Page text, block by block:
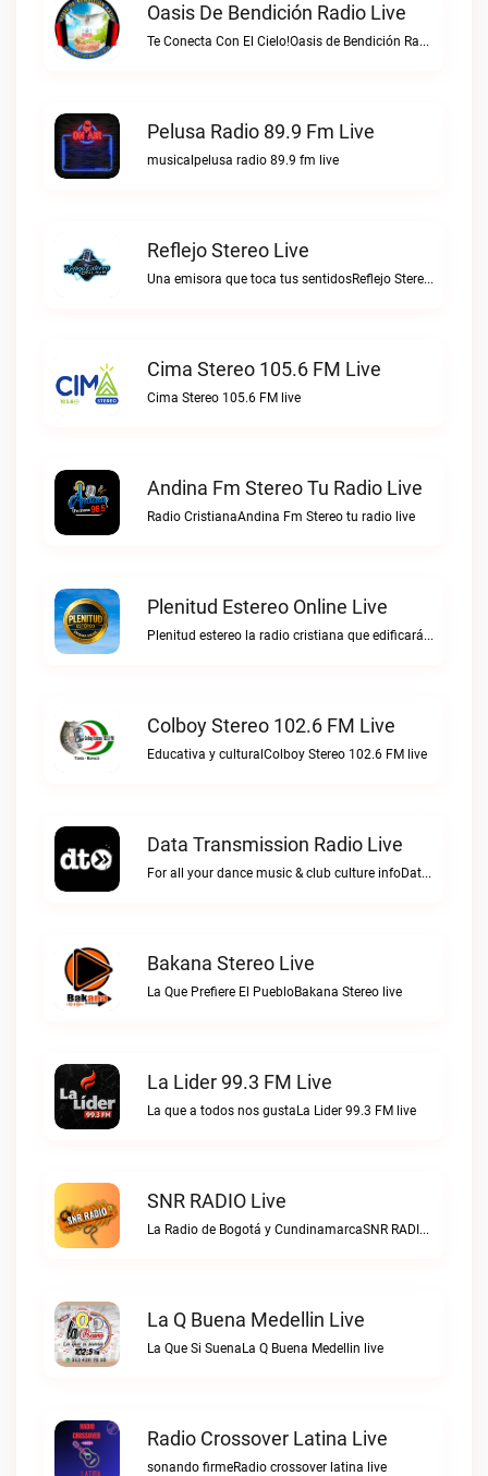
Oasis De Bendición Radio Live
Te Conecta Con El Cielo!Oasis de Bendición Radio live
Pelusa Radio 89.9 Fm Live
musicalpelusa radio 89.9 fm live
Reflejo Stereo Live
Una emisora que toca tus sentidosReflejo Stereo live
Cima Stereo 105.6 FM Live
Cima Stereo 105.6 FM live
Andina Fm Stereo Tu Radio Live
Radio CristianaAndina Fm Stereo tu radio live
Plenitud Estereo Online Live
Plenitud estereo la radio cristiana que edificará tu vida.Plenitud Estereo Online live
Colboy Stereo 102.6 FM Live
Educativa y culturalColboy Stereo 102.6 FM live
Data Transmission Radio Live
For all your dance music & club culture infoData Transmission Radio live
Bakana Stereo Live
La Que Prefiere El PuebloBakana Stereo live
La Lider 99.3 FM Live
La que a todos nos gustaLa Lider 99.3 FM live
SNR RADIO Live
La Radio de Bogotá y CundinamarcaSNR RADIO live
La Q Buena Medellin Live
La Que Si SuenaLa Q Buena Medellin live
Radio Crossover Latina Live
sonando firmeRadio crossover latina live